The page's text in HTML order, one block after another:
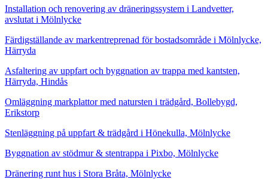
Installation och renovering av dräneringssystem i Landvetter,
avslutat i Mölnlycke
Färdigställande av markentreprenad för bostadsområde i Mölnlycke,
Härryda
Asfaltering av uppfart och byggnation av trappa med kantsten,
Härryda, Hindås
Omläggning markplattor med natursten i trädgård, Bollebygd,
Erikstorp
Stenläggning på uppfart & trädgård i Hönekulla, Mölnlycke
Byggnation av stödmur & stentrappa i Pixbo, Mölnlycke
Dränering runt hus i Stora Bråta, Mölnlycke